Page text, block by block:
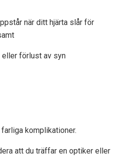
när ditt hjärta slår för
eller förlust av syn
komplikationer.
att du träffar en optiker eller